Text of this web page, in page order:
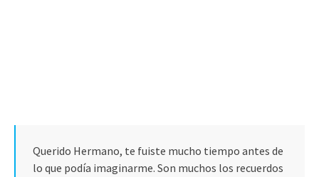
Querido Hermano, te fuiste mucho tiempo antes de
lo que podía imaginarme. Son muchos los recuerdos